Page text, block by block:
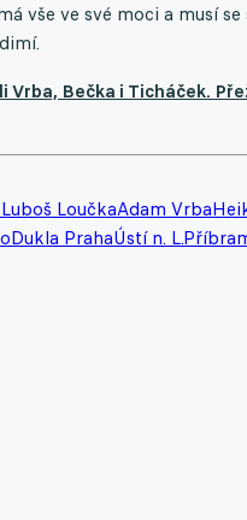
vše ve své moci a musí
Bečka i Ticháček.
Luboš LoučkaAdam Vrba
Dukla PrahaÚstí n. L.